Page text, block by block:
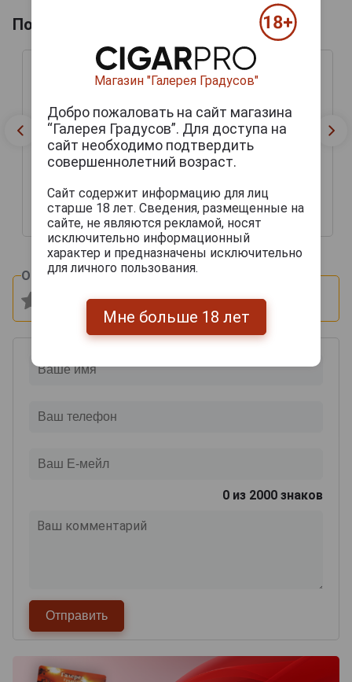
Похожие товары по году производства
42 444 руб. 51 069 руб.
Оцените и напишите отзыв:
0 из 2000 знаков
Магазин "Галерея Градусов"
Добро пожаловать на сайт магазина
“Галерея Градусов”. Для доступа на
сайт необходимо подтвердить
совершеннолетний возраст.
Сайт содержит информацию для лиц
старше 18 лет. Сведения, размещенные на
сайте, не являются рекламой, носят
исключительно информационный
характер и предназначены исключительно
для личного пользования.
Мне больше 18 лет